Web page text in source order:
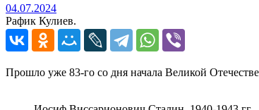
04.07.202404.07.2024
Рафик Кулиев.
Прошло уже 83-го со дня начала Великой